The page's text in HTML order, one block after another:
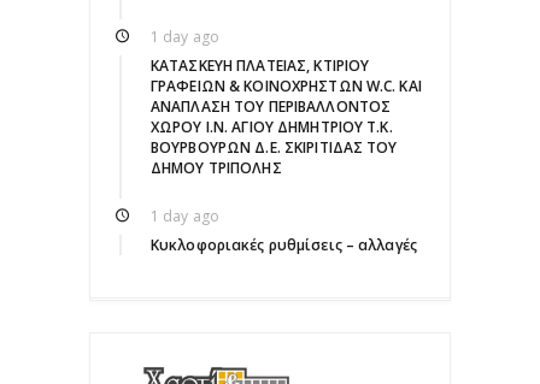
1 day ago
ΚΑΤΑΣΚΕΥΗ ΠΛΑΤΕΙΑΣ, ΚΤΙΡΙΟΥ
ΓΡΑΦΕΙΩΝ & ΚΟΙΝΟΧΡΗΣΤΩΝ W.C. ΚΑΙ
ΑΝΑΠΛΑΣΗ ΤΟΥ ΠΕΡΙΒΑΛΛΟΝΤΟΣ
ΧΩΡΟΥ Ι.Ν. ΑΓΙΟΥ ΔΗΜΗΤΡΙΟΥ Τ.Κ.
ΒΟΥΡΒΟΥΡΩΝ Δ.Ε. ΣΚΙΡΙΤΙΔΑΣ ΤΟΥ
ΔΗΜΟΥ ΤΡΙΠΟΛΗΣ
1 day ago
Κυκλοφοριακές ρυθμίσεις – αλλαγές